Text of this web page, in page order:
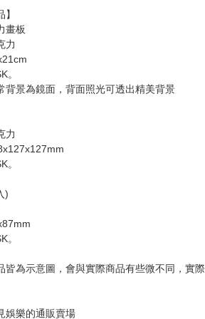
】
畫板
力
。
背景為鏡面，背面照光可透出精美背景
力
。
)
。
為示意圖，會與實際商品有些微不同，實
娛樂的通販賣場